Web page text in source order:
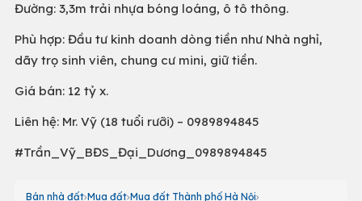
Đường: 3,3m trải nhựa bóng loáng, ô tô thông.
Phù hợp: Đầu tư kinh doanh dòng tiền như Nhà nghỉ,
dãy trọ sinh viên, chung cư mini, giữ tiền.
Giá bán: 12 tỷ x.
Liên hệ: Mr. Vỹ (18 tuổi rưỡi) – 0989894845
#Trần_Vỹ_BĐS_Đại_Dương_0989894845
Bán nhà đất Mua đất Mua đất Thành phố Hà Nội